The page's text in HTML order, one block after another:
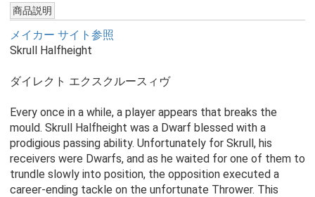
商品説明
メイカー サイト参照
Skrull Halfheight
ダイレクト エクスクルースィヴ
Every once in a while, a player appears that breaks the
mould. Skrull Halfheight was a Dwarf blessed with a
prodigious passing ability. Unfortunately for Skrull, his
receivers were Dwarfs, and as he waited for one of them to
trundle slowly into position, the opposition executed a
career-ending tackle on the unfortunate Thrower. This